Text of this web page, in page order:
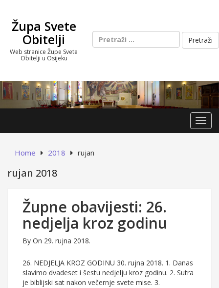
contentŽupa Svete
Obitelji
Web stranice Župe Svete
Obitelji u Osijeku
Pretraži:
Home 2018 rujan
rujan 2018
Župne obavijesti: 26.
nedjelja kroz godinu
By On 29. rujna 2018.
26. NEDJELJA KROZ GODINU 30. rujna 2018. 1. Danas
slavimo dvadeset i šestu nedjelju kroz godinu. 2. Sutra
je biblijski sat nakon večernje svete mise. 3.